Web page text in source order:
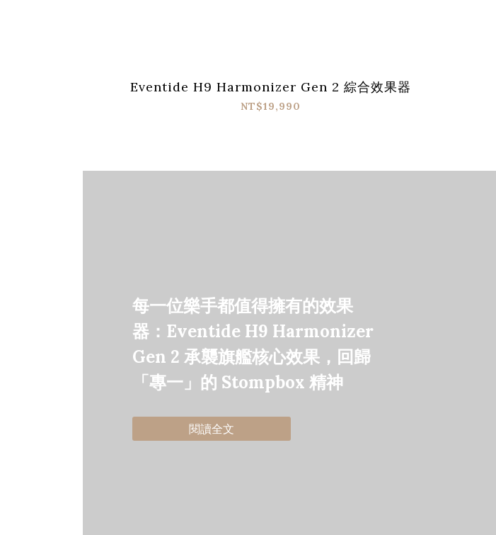
Eventide H9 Harmonizer Gen 2 綜合效果器
NT$19,990
每一位樂手都值得擁有的效果
器：Eventide H9 Harmonizer
Gen 2 承襲旗艦核心效果，回歸
「專一」的 Stompbox 精神
閱讀全文